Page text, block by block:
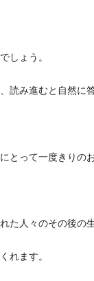
しょう。
読み進むと自然に
とって一度きりのお
た人々のその後の
れます。